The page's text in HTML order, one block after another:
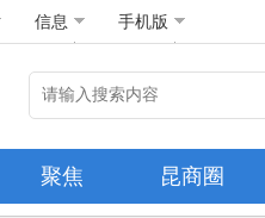
信息 手机版
聚焦 昆商圈